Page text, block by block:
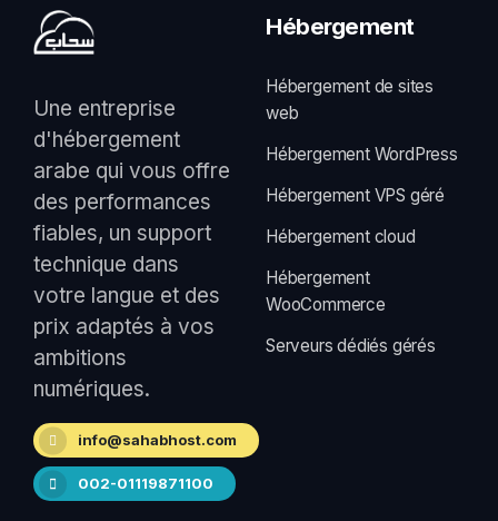
Une entreprise
d'hébergement
arabe qui vous offre
des performances
fiables, un support
technique dans
votre langue et des
prix adaptés à vos
ambitions
numériques.
info@sahabhost.com
002-01119871100
Hébergement
Hébergement de sites
web
Hébergement WordPress
Hébergement VPS géré
Hébergement cloud
Hébergement
WooCommerce
Serveurs dédiés gérés